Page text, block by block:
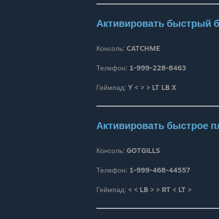
Активировать быстрый
Консоль: CATCHME
Телефон: 1-999-228-8463
Геймпад: Y < > > LT LB X
Активировать быстрое
Консоль: GOTGILLS
Телефон: 1-999-468-44557
Геймпад: < < LB > > RT < LT >